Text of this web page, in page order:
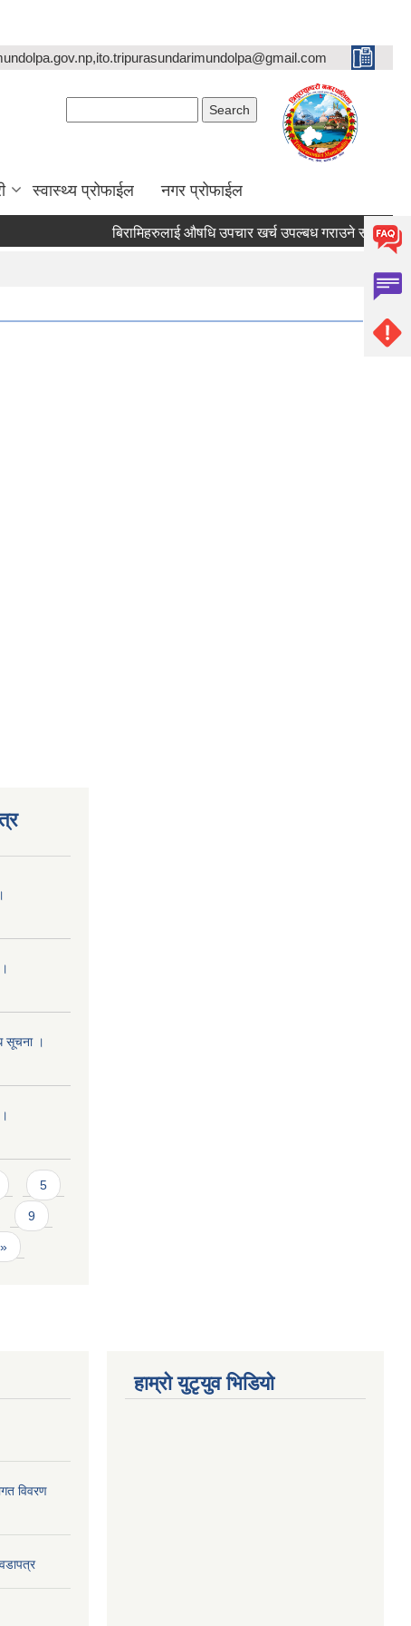
स्वास्थ्य प्रोफाईल नगर प्रोफाईल
बिरामिहरुलाई ‍‌औषधि उपचार खर्च उपल्बध गराउने सम्बन्धी अत्यन्त
सूचना ।
5
9
विवरण
हाम्राे युटृयुव भिडियाे